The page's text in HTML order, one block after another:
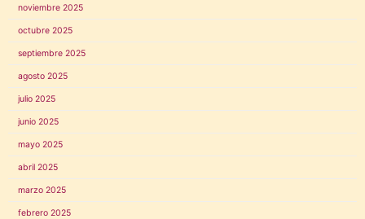
noviembre 2025
octubre 2025
septiembre 2025
agosto 2025
julio 2025
junio 2025
mayo 2025
abril 2025
marzo 2025
febrero 2025